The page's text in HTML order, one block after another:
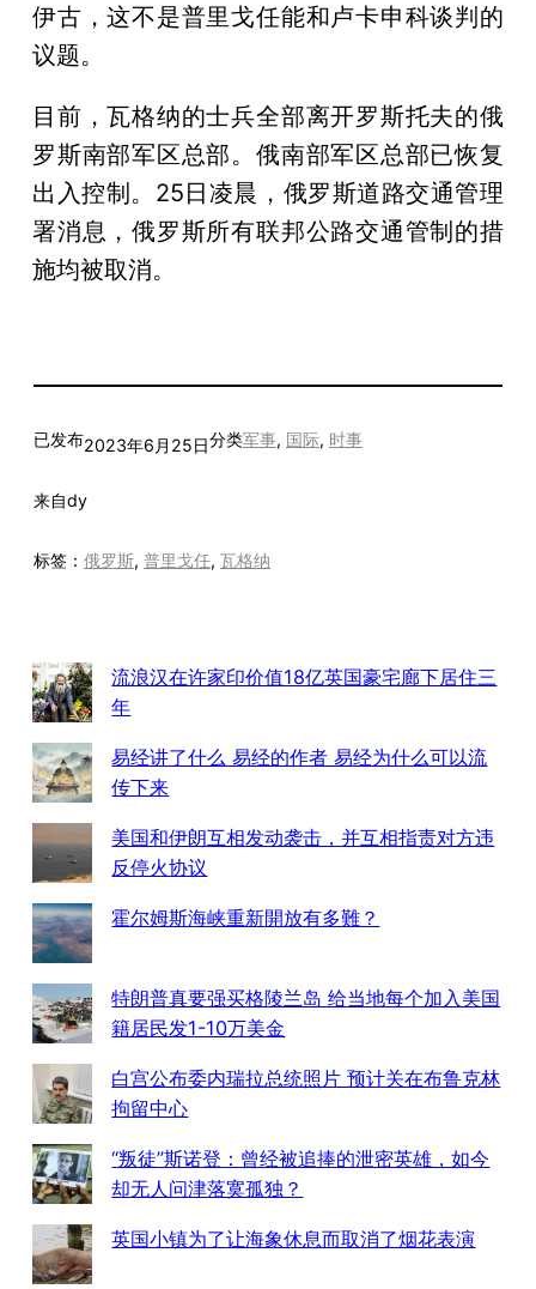
伊古，这不是普里戈任能和卢卡申科谈判的
议题。
目前，瓦格纳的士兵全部离开罗斯托夫的俄
罗斯南部军区总部。俄南部军区总部已恢复
出入控制。25日凌晨，俄罗斯道路交通管理
署消息，俄罗斯所有联邦公路交通管制的措
施均被取消。
已发布2023年6月25日分类军事, 国际, 时事
来自dy
标签： 俄罗斯, 普里戈任, 瓦格纳
流浪汉在许家印价值18亿英国豪宅廊下居住三
年
易经讲了什么 易经的作者 易经为什么可以流
传下来
美国和伊朗互相发动袭击，并互相指责对方违
反停火协议
霍尔姆斯海峡重新開放有多難？
特朗普真要强买格陵兰岛 给当地每个加入美国
籍居民发1-10万美金
白宫公布委内瑞拉总统照片 预计关在布鲁克林
拘留中心
“叛徒”斯诺登：曾经被追捧的泄密英雄，如今
却无人问津落寞孤独？
英国小镇为了让海象休息而取消了烟花表演